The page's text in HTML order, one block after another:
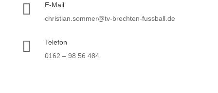

E-Mail
christian.sommer@tv-brechten-fussball.de

Telefon
0162 – 98 56 484